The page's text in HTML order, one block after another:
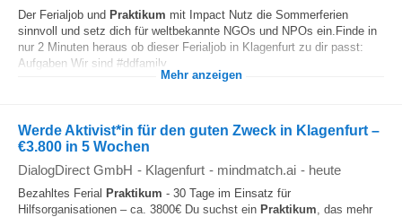
Der Ferialjob und Praktikum mit Impact Nutz die Sommerferien
sinnvoll und setz dich für weltbekannte NGOs und NPOs ein.Finde in
nur 2 Minuten heraus ob dieser Ferialjob in Klagenfurt zu dir passt:
Aufgaben Wir sind #ddfamily...
Mehr anzeigen
Werde Aktivist*in für den guten Zweck in Klagenfurt –
€3.800 in 5 Wochen
DialogDirect GmbH - Klagenfurt - mindmatch.ai - heute
Bezahltes Ferial Praktikum - 30 Tage im Einsatz für
Hilfsorganisationen – ca. 3800€ Du suchst ein Praktikum, das mehr